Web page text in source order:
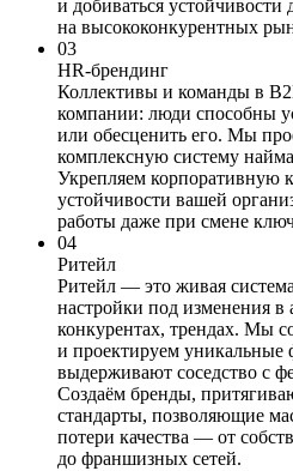
и добиваться устойчивости
на высококонкурентных
03
HR-брендинг
Коллективы и команды в
компании: люди способны
или обесценить его. Мы
комплексную систему
Укрепляем корпоративную
устойчивости вашей
работы даже при смене
04
Ритейл
Ритейл — это живая
настройки под изменения в
конкурентах, трендах. Мы
и проектируем уникальные
выдерживают соседство с
Создаём бренды,
стандарты, позволяющие
потери качества — от
до франшизных сетей.